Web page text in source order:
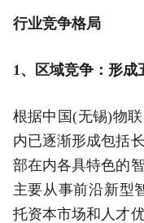
行业竞争格局
1、区域竞争：形成
根据中国(无锡)物
内已逐渐形成包括
部在内各具特色的
主要从事前沿新型
托资本市场和人才